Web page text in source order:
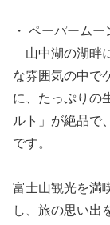
・ ペーパームー
山中湖の湖畔
な雰囲気の中で
に、たっぷりの
ルト」が絶品で
です。
富士山観光を満
し、旅の思い出